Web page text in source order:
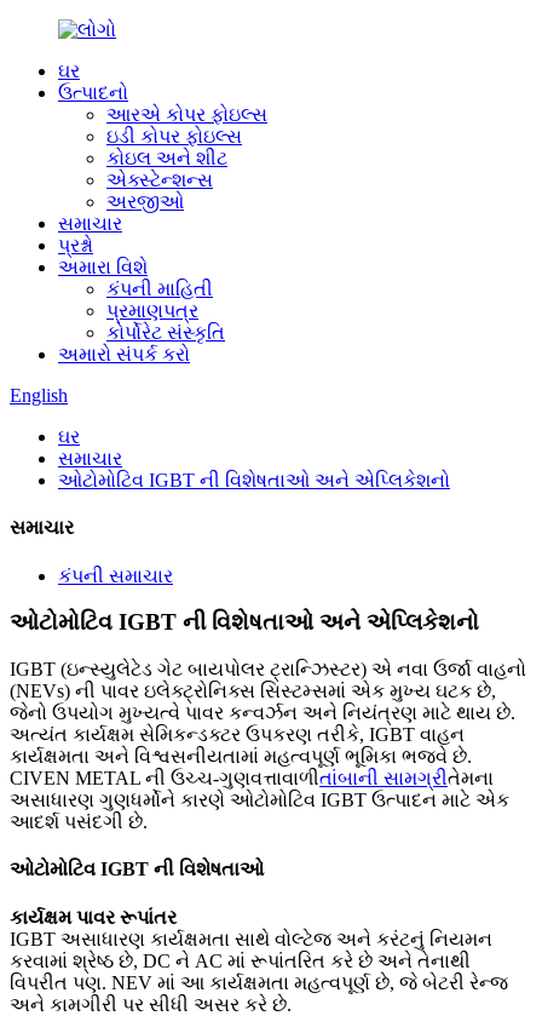
ઘર
ઉત્પાદનો
આરએ કોપર ફોઇલ્સ
ઇડી કોપર ફોઇલ્સ
કોઇલ અને શીટ
એક્સ્ટેન્શન્સ
અરજીઓ
સમાચાર
પ્રશ્નો
અમારા વિશે
કંપની માહિતી
પ્રમાણપત્ર
કોર્પોરેટ સંસ્કૃતિ
અમારો સંપર્ક કરો
English
ઘર
સમાચાર
ઓટોમોટિવ IGBT ની વિશેષતાઓ અને એપ્લિકેશનો
સમાચાર
કંપની સમાચાર
ઓટોમોટિવ IGBT ની વિશેષતાઓ અને એપ્લિકેશનો
IGBT (ઇન્સ્યુલેટેડ ગેટ બાયપોલર ટ્રાન્ઝિસ્ટર) એ નવા ઉર્જા વાહનો
(NEVs) ની પાવર ઇલેક્ટ્રોનિક્સ સિસ્ટમ્સમાં એક મુખ્ય ઘટક છે,
જેનો ઉપયોગ મુખ્યત્વે પાવર કન્વર્ઝન અને નિયંત્રણ માટે થાય છે.
અત્યંત કાર્યક્ષમ સેમિકન્ડક્ટર ઉપકરણ તરીકે, IGBT વાહન
કાર્યક્ષમતા અને વિશ્વસનીયતામાં મહત્વપૂર્ણ ભૂમિકા ભજવે છે.
CIVEN METAL ની ઉચ્ચ-ગુણવત્તાવાળીતાંબાની સામગ્રીતેમના
અસાધારણ ગુણધર્મોને કારણે ઓટોમોટિવ IGBT ઉત્પાદન માટે એક
આદર્શ પસંદગી છે.
ઓટોમોટિવ IGBT ની વિશેષતાઓ
કાર્યક્ષમ પાવર રૂપાંતર
IGBT અસાધારણ કાર્યક્ષમતા સાથે વોલ્ટેજ અને કરંટનું નિયમન
કરવામાં શ્રેષ્ઠ છે, DC ને AC માં રૂપાંતરિત કરે છે અને તેનાથી
વિપરીત પણ. NEV માં આ કાર્યક્ષમતા મહત્વપૂર્ણ છે, જે બેટરી રેન્જ
અને કામગીરી પર સીધી અસર કરે છે.